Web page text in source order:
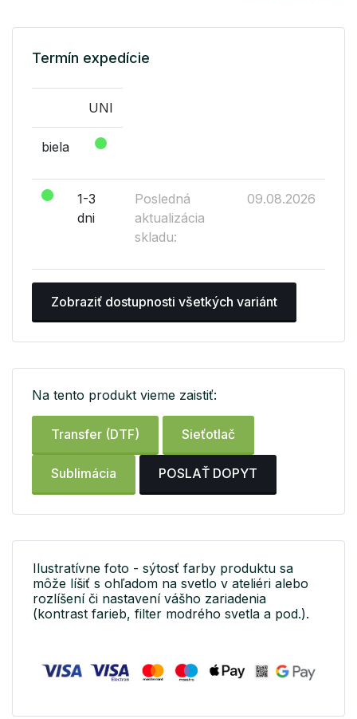
Termín expedície
UNI
biela
1-3
dni
Posledná
aktualizácia
skladu:
09.08.2026
Zobraziť dostupnosti všetkých variánt
Na tento produkt vieme zaistiť:
Transfer (DTF) Sieťotlač
Sublimácia POSLAŤ DOPYT
Ilustratívne foto - sýtosť farby produktu sa
môže líšiť s ohľadom na svetlo v ateliéri alebo
rozlíšení či nastavení vášho zariadenia
(kontrast farieb, filter modrého svetla a pod.).